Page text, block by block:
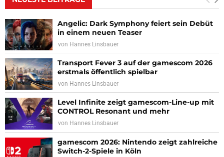
Angelic: Dark Symphony feiert sein Debüt
in einem neuen Teaser
von Hannes Linsbauer
Transport Fever 3 auf der gamescom 2026
erstmals öffentlich spielbar
von Hannes Linsbauer
Level Infinite zeigt gamescom-Line-up mit
CONTROL Resonant und mehr
von Hannes Linsbauer
gamescom 2026: Nintendo zeigt zahlreiche
Switch-2-Spiele in Köln